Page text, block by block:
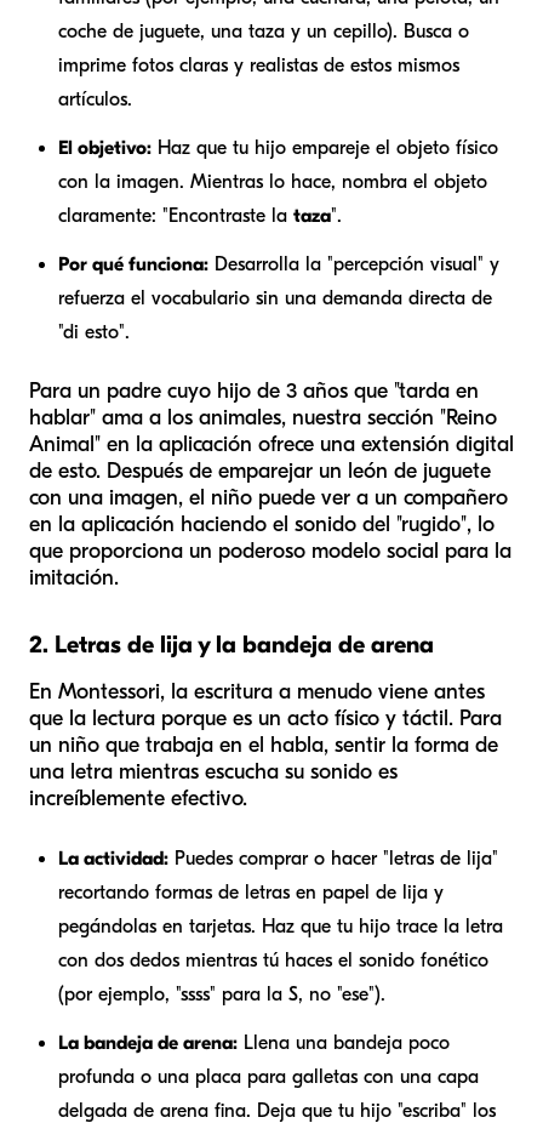
coche de juguete, una taza y un cepillo). Busca o
imprime fotos claras y realistas de estos mismos
artículos.
El objetivo: Haz que tu hijo empareje el objeto físico
con la imagen. Mientras lo hace, nombra el objeto
claramente: "Encontraste la taza".
Por qué funciona: Desarrolla la "percepción visual" y
refuerza el vocabulario sin una demanda directa de
"di esto".
Para un padre cuyo hijo de 3 años que "tarda en
hablar" ama a los animales, nuestra sección "Reino
Animal" en la aplicación ofrece una extensión digital
de esto. Después de emparejar un león de juguete
con una imagen, el niño puede ver a un compañero
en la aplicación haciendo el sonido del "rugido", lo
que proporciona un poderoso modelo social para la
imitación.
2. Letras de lija y la bandeja de arena
En Montessori, la escritura a menudo viene antes
que la lectura porque es un acto físico y táctil. Para
un niño que trabaja en el habla, sentir la forma de
una letra mientras escucha su sonido es
increíblemente efectivo.
La actividad: Puedes comprar o hacer "letras de lija"
recortando formas de letras en papel de lija y
pegándolas en tarjetas. Haz que tu hijo trace la letra
con dos dedos mientras tú haces el sonido fonético
(por ejemplo, "ssss" para la S, no "ese").
La bandeja de arena: Llena una bandeja poco
profunda o una placa para galletas con una capa
delgada de arena fina. Deja que tu hijo "escriba" los